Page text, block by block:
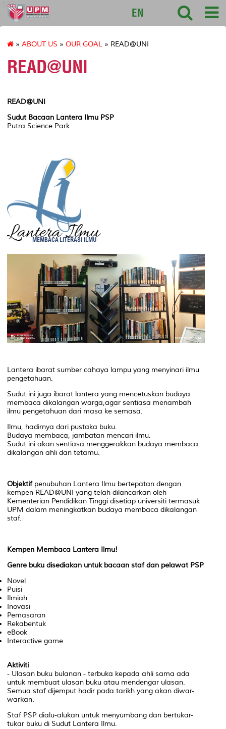
127
EN
» ABOUT US » OUR GOAL » READ@UNI
READ@UNI
READ@UNI
Sudut Bacaan Lantera Ilmu PSP
Putra Science Park
Lantera ibarat sumber cahaya lampu yang menyinari ilmu
pengetahuan.
Sudut ini juga ibarat lantera yang mencetuskan budaya
membaca dikalangan warga,agar sentiasa menambah
ilmu pengetahuan dari masa ke semasa.
Ilmu, hadirnya dari pustaka buku.
Budaya membaca, jambatan mencari ilmu.
Sudut ini akan sentiasa menggerakkan budaya membaca
dikalangan ahli dan tetamu.
Objektifpenubuhan Lantera Ilmu bertepatan dengan
kempen READ@UNI yang telah dilancarkan oleh
Kementerian Pendidikan Tinggi disetiap universiti termasuk
UPM dalam meningkatkan budaya membaca dikalangan
staf.
Kempen Membaca Lantera Ilmu!
Genre buku disediakan untuk bacaan staf dan pelawat PSP
Novel
Puisi
Ilmiah
Inovasi
Pemasaran
Rekabentuk
eBook
Interactive game
Aktiviti
- Ulasan buku bulanan - terbuka kepada ahli sama ada
untuk membuat ulasan buku atau mendengar ulasan.
Semua staf dijemput hadir pada tarikh yang akan diwar-
warkan.
Staf PSP dialu-alukan untuk menyumbang dan bertukar-
tukar buku di Sudut Lantera Ilmu.